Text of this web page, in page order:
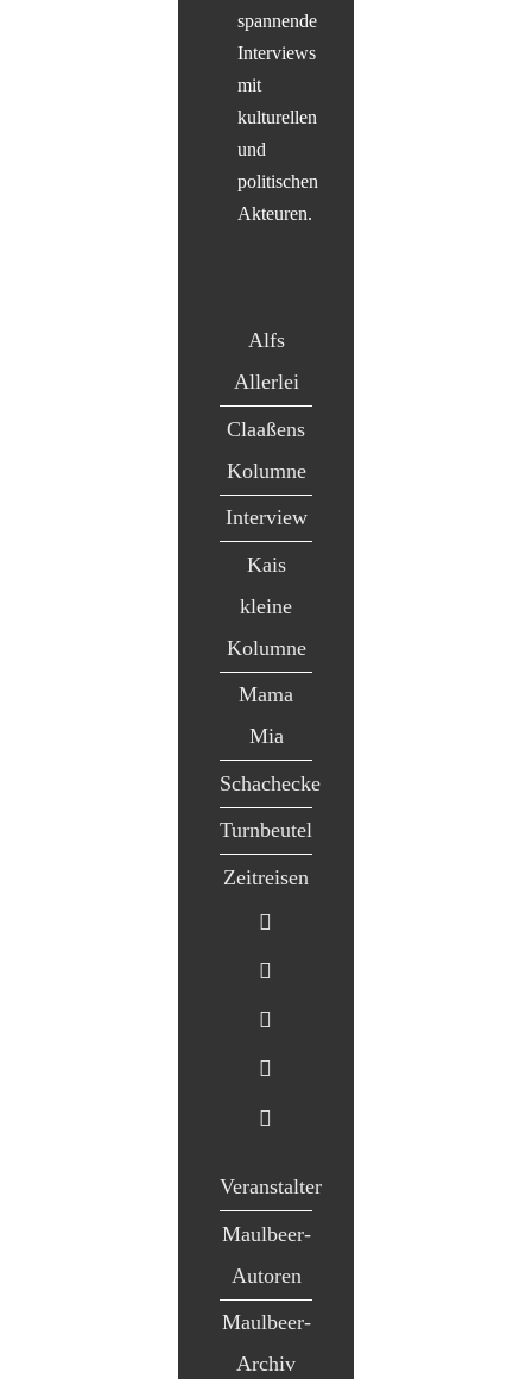
spannende
Interviews
mit
kulturellen
und
politischen
Akteuren.
Alfs
Allerlei
Claaßens
Kolumne
Interview
Kais
kleine
Kolumne
Mama
Mia
Schachecke
Turnbeutel
Zeitreisen
Veranstalter
Maulbeer-
Autoren
Maulbeer-
Archiv